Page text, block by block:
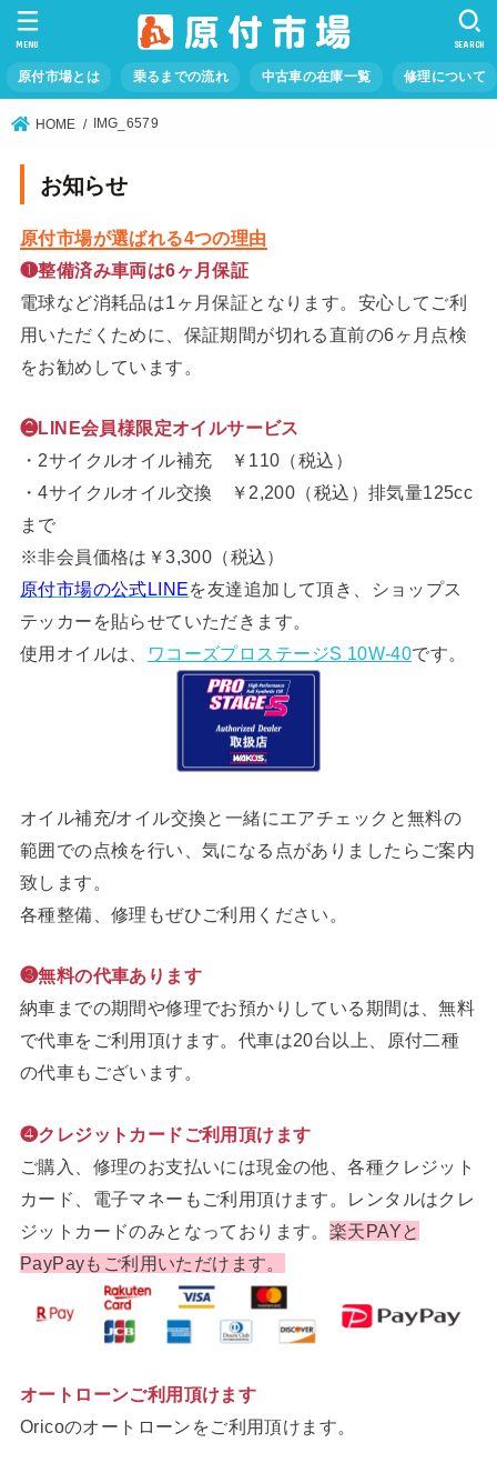
原付市場とは 乗るまでの流れ 中古車の在庫一覧 修理について
SEARCH
MENU
HOME IMG_6579
お知らせ
原付市場が選ばれる4つの理由
❶整備済み車両は6ヶ月保証
電球など消耗品は1ヶ月保証となります。安心してご利
用いただくために、保証期間が切れる直前の6ヶ月点検
をお勧めしています。
❷LINE会員様限定オイルサービス
・2サイクルオイル補充 ￥110（税込）
・4サイクルオイル交換 ￥2,200（税込）排気量125cc
まで
※非会員価格は￥3,300（税込）
原付市場の公式LINEを友達追加して頂き、ショップス
テッカーを貼らせていただきます。
使用オイルは、
ワコーズプロステージS 10W-40です。
オイル補充/オイル交換と一緒にエアチェックと無料の
範囲での点検を行い、気になる点がありましたらご案内
致します。
各種整備、修理もぜひご利用ください。
❸無料の代車あります
納車までの期間や修理でお預かりしている期間は、無料
で代車をご利用頂けます。代車は20台以上、原付二種
の代車もございます。
❹クレジットカードご利用頂けます
ご購入、修理のお支払いには現金の他、各種クレジット
カード、電子マネーもご利用頂けます。レンタルはクレ
ジットカードのみとなっております。 楽天PAYと
PayPayもご利用いただけます。
オートローンご利用頂けます
Oricoのオートローンをご利用頂けます。